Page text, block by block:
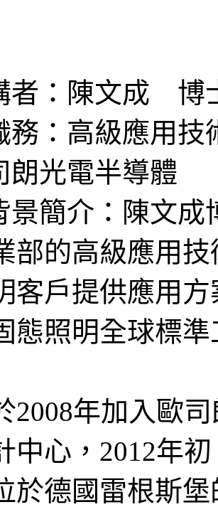
者：陳文成 博
務：高級應用
朗光電半導體
景簡介：陳文成
部的高級應用
客戶提供應用
態照明全球標
2008年加入歐
中心，2012年
於德國雷根斯